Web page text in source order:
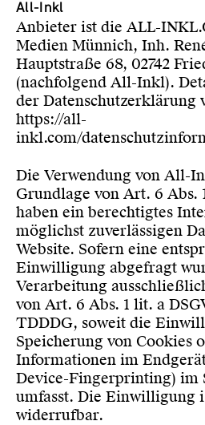
All-Inkl
Anbieter ist die ALL-
Medien Münnich, Inh.
Hauptstraße 68, 02742
(nachfolgend All-Inkl).
der
https://all-
inkl.com/
Die Verwendung von All-
Grundlage von Art. 6 Abs.
haben ein berechtigtes
möglichst zuverlässigen
Website. Sofern eine
Einwilligung abgefragt
Verarbeitung
von Art. 6 Abs. 1 lit. a
TDDDG, soweit die
Speicherung von Cookies
Informationen im
Device-Fingerprinting) im
umfasst. Die Einwilligung
widerrufbar.